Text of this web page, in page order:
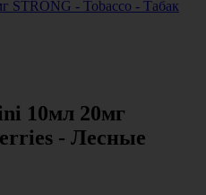
STRONG - Tobacco - Табак
10мл 20мг
- Лесные